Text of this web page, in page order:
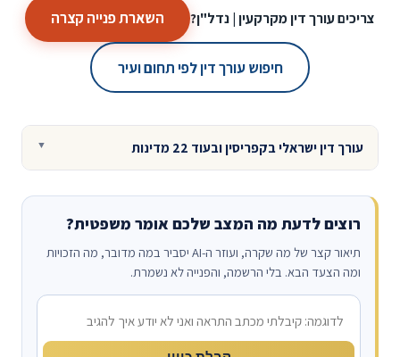
צריכים עורך דין מקרקעין | נדל"ן? השארת פנייה קצרה
חיפוש עורך דין לפי תחום ועיר
עורך דין ישראלי בקפריסין ובעוד 22 מדינות
רוצים לדעת מה המצב שלכם אומר משפטית?
תיאור קצר של מה שקרה, ועוזר ה-AI יסביר במה מדובר, מה הזכויות
ומה הצעד הבא. בלי הרשמה, והפנייה לא נשמרת.
מה קרה?